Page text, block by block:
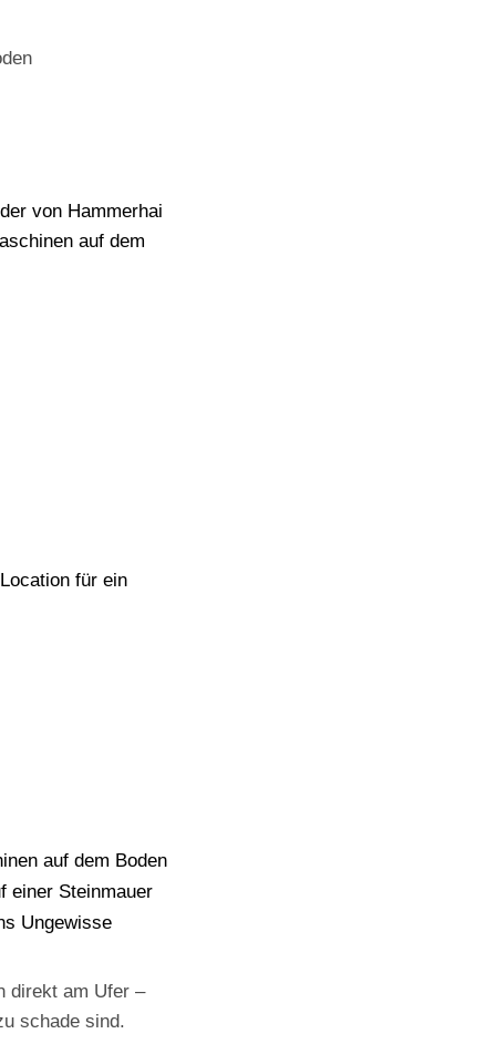
direkt am Ufer –
schade sind.